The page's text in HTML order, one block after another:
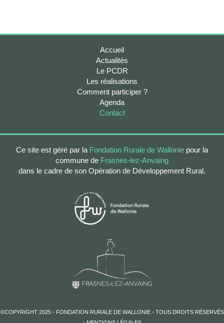
Accueil
Actualités
Le PCDR
Les réalisations
Comment participer ?
Agenda
Contact
Ce site est géré par la Fondation Rurale de Wallonie pour la
commune de Frasnes-lez-Anvaing
dans le cadre de son Opération de Développement Rural.
​©COPYRIGHT 2025 - FONDATION RURALE DE WALLONIE - TOUS DROITS RÉSERVÉS